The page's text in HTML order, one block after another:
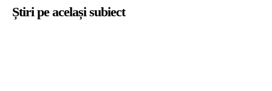
Știri pe același subiect